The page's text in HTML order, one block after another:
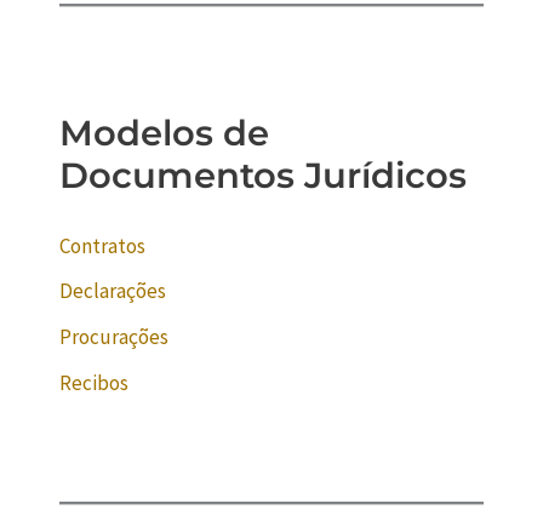
Modelos de
Documentos Jurídicos
Contratos
Declarações
Procurações
Recibos